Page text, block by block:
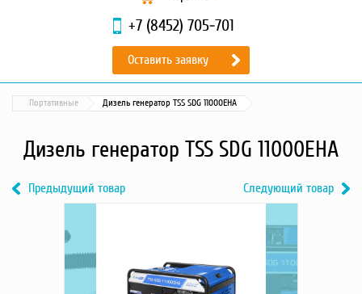
+7 (8452) 705-701
Оставить заявку
Портативные Дизель генератор TSS SDG 11000EHA
Дизель генератор TSS SDG 11000EHA
Предыдущий товар
Следующий товар
товара
фотография
товара
Садовая техника
Промышленный обогрев
Строительные леса
Моечное оборудование
Запчасти для малой
механизации
Насосы
Грузоподъемное оборудование